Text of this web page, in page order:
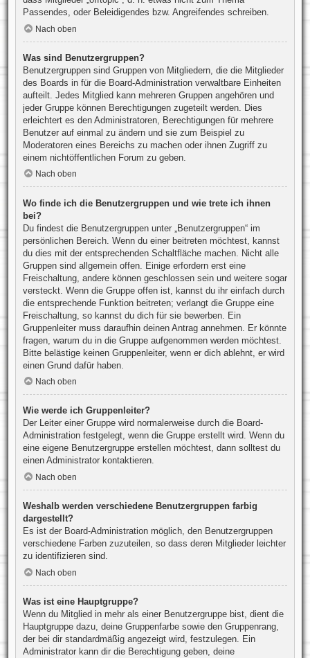
Passendes, oder Beleidigendes bzw. Angreifendes schreiben.
Nach oben
Was sind Benutzergruppen?
Benutzergruppen sind Gruppen von Mitgliedern, die die Mitglieder
des Boards in für die Board-Administration verwaltbare Einheiten
aufteilt. Jedes Mitglied kann mehreren Gruppen angehören und
jeder Gruppe können Berechtigungen zugeteilt werden. Dies
erleichtert es den Administratoren, Berechtigungen für mehrere
Benutzer auf einmal zu ändern und sie zum Beispiel zu
Moderatoren eines Bereichs zu machen oder ihnen Zugriff zu
einem nichtöffentlichen Forum zu geben.
Nach oben
Wo finde ich die Benutzergruppen und wie trete ich ihnen
bei?
Du findest die Benutzergruppen unter „Benutzergruppen“ im
persönlichen Bereich. Wenn du einer beitreten möchtest, kannst
du dies mit der entsprechenden Schaltfläche machen. Nicht alle
Gruppen sind allgemein offen. Einige erfordern erst eine
Freischaltung, andere können geschlossen sein und weitere sogar
versteckt. Wenn die Gruppe offen ist, kannst du ihr einfach durch
die entsprechende Funktion beitreten; verlangt die Gruppe eine
Freischaltung, so kannst du dich für sie bewerben. Ein
Gruppenleiter muss daraufhin deinen Antrag annehmen. Er könnte
fragen, warum du in die Gruppe aufgenommen werden möchtest.
Bitte belästige keinen Gruppenleiter, wenn er dich ablehnt, er wird
einen Grund dafür haben.
Nach oben
Wie werde ich Gruppenleiter?
Der Leiter einer Gruppe wird normalerweise durch die Board-
Administration festgelegt, wenn die Gruppe erstellt wird. Wenn du
eine eigene Benutzergruppe erstellen möchtest, dann solltest du
einen Administrator kontaktieren.
Nach oben
Weshalb werden verschiedene Benutzergruppen farbig
dargestellt?
Es ist der Board-Administration möglich, den Benutzergruppen
verschiedene Farben zuzuteilen, so dass deren Mitglieder leichter
zu identifizieren sind.
Nach oben
Was ist eine Hauptgruppe?
Wenn du Mitglied in mehr als einer Benutzergruppe bist, dient die
Hauptgruppe dazu, deine Gruppenfarbe sowie den Gruppenrang,
der bei dir standardmäßig angezeigt wird, festzulegen. Ein
Administrator kann dir die Berechtigung geben, deine